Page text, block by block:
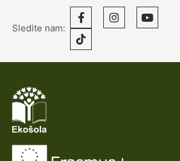
Sledite nam: